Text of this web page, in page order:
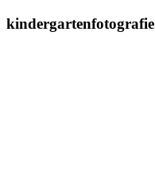
kindergartenfotografie